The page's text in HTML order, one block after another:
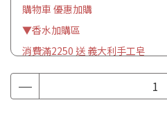
購物車 優惠加購
▼香水加購區
消費滿2250 送 義大利手工皂